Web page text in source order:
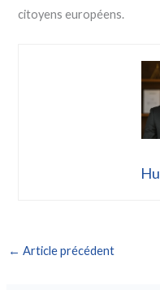
citoyens européens.
← Article précédent